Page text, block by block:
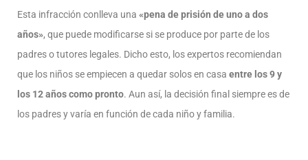
Esta infracción conlleva una «pena de prisión de uno a dos
años», que puede modificarse si se produce por parte de los
padres o tutores legales. Dicho esto, los expertos recomiendan
que los niños se empiecen a quedar solos en casa entre los 9 y
los 12 años como pronto. Aun así, la decisión final siempre es de
los padres y varía en función de cada niño y familia.